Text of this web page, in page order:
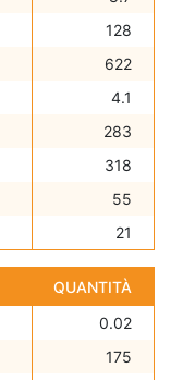
128
622
4.1
283
318
55
21
QUANTITÀ
0.02
175